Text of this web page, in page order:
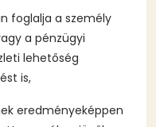
foglalja a személy
a pénzügyi
lehetőség
is,
eredményeképpen